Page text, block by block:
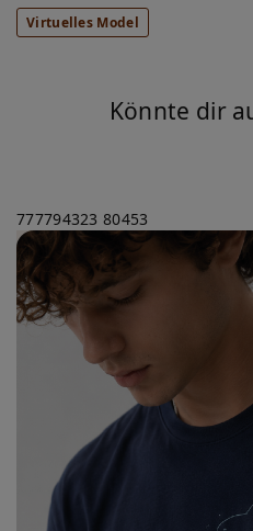
Virtuelles Model
Könnte dir
777794323 80453